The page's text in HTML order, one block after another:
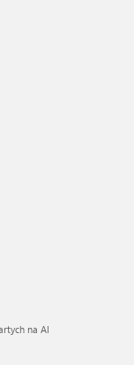
na AI